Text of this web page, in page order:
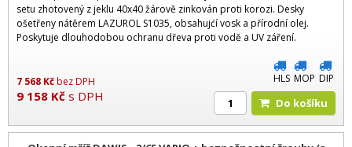
setu zhotovený z jeklu 40x40 žárově zinkován proti korozi. Desky
ošetřeny nátěrem LAZUROL S1035, obsahujćí vosk a přírodní olej.
Poskytuje dlouhodobou ochranu dřeva proti vodě a UV záření.
7 568 Kčbez DPH
9 158 Kč s DPH
HLS MOP DIP
Do košíku